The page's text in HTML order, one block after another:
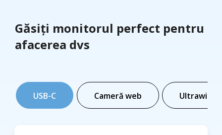
Găsiți monitorul perfect pentru
afacerea dvs
USB-C Cameră web Ultrawide